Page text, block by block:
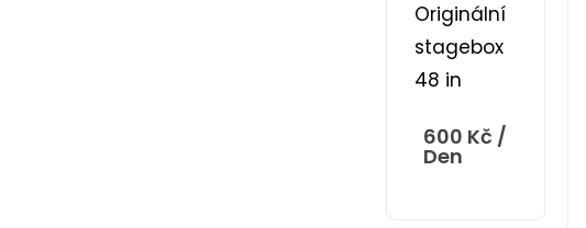
Originální
stagebox
48 in
600 Kč /
Den